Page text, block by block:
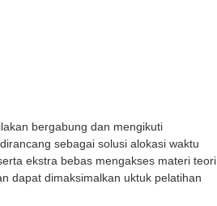
bergabung dan mengikuti
sebagai solusi alokasi waktu
ekstra bebas mengakses materi teori
dapat dimaksimalkan uktuk pelatihan